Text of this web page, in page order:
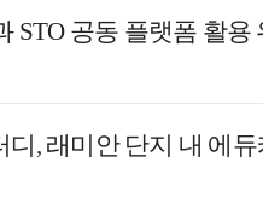
STO 공동 플랫폼 활용
디, 래미안 단지 내 에